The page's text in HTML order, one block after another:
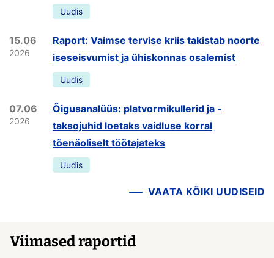
Uudis
15.06
2026
Raport: Vaimse tervise kriis takistab noorte
iseseisvumist ja ühiskonnas osalemist
Uudis
07.06
2026
Õigusanalüüs: platvormikullerid ja -
taksojuhid loetaks vaidluse korral
tõenäoliselt töötajateks
Uudis
VAATA KÕIKI UUDISEID
Viimased raportid